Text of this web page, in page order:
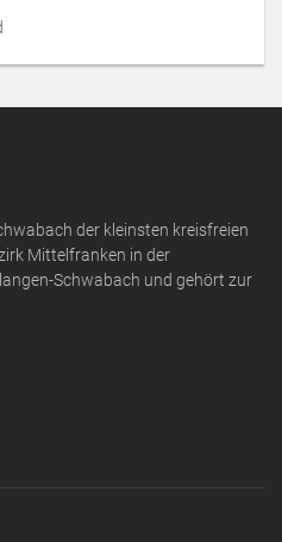
der kleinsten kreisfreien
Mittelfranken in der
Schwabach und gehört zur